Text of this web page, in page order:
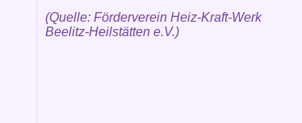
(Quelle: Förderverein Heiz-Kraft-Werk
Beelitz-Heilstätten e.V.)